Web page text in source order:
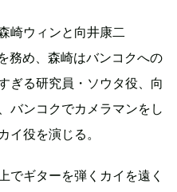
崎ウィンと向井康二
務め、森崎はバンコクへの
ぎる研究員・ソウタ役、向
バンコクでカメラマンをし
イ役を演じる。
でギターを弾くカイを遠く